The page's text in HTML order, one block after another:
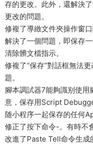
存的更改。此外，還解決
更改的問題。
修複了導緻文件夾操作窗
解決了一個問題，即保存
清除髒文檔指示。
修複了“保存”對話框無法
題。
腳本調試器7能夠識别使
意，保存用Script
随小程序一起保存的任何
修正了按下命令-。有時不
改進了Paste Tell命令生成